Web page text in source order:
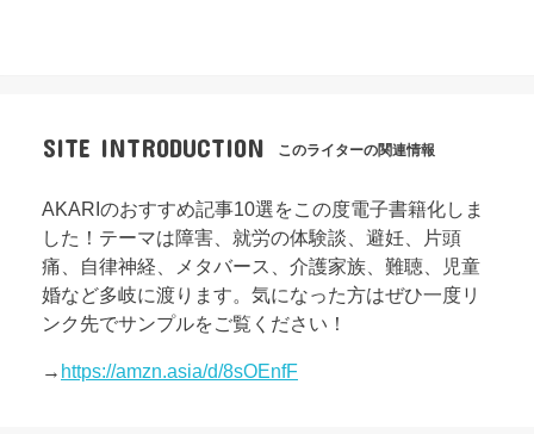
SITE INTRODUCTION このライターの関連情報
AKARIのおすすめ記事10選をこの度電子書籍化しま
した！テーマは障害、就労の体験談、避妊、片頭
痛、自律神経、メタバース、介護家族、難聴、児童
婚など多岐に渡ります。気になった方はぜひ一度リ
ンク先でサンプルをご覧ください！
→ https://amzn.asia/d/8sOEnfF